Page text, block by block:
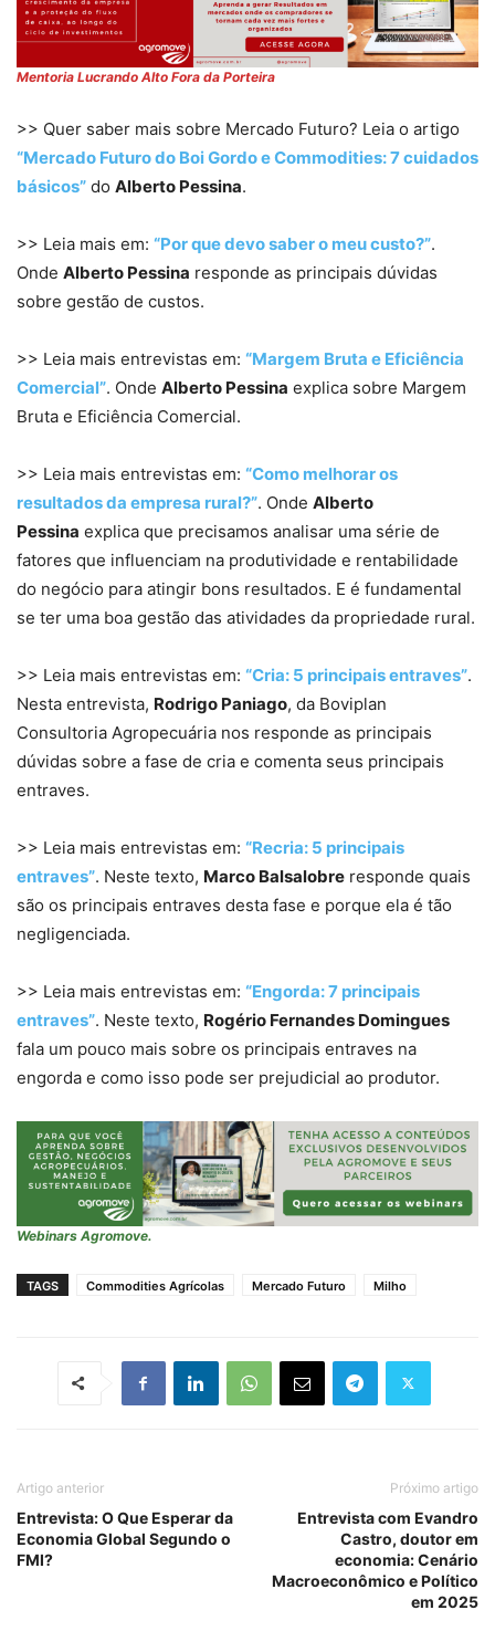
Mentoria Lucrando Alto Fora da Porteira
>> Quer saber mais sobre Mercado Futuro? Leia o artigo
“Mercado Futuro do Boi Gordo e Commodities: 7 cuidados
básicos” do Alberto Pessina.
>> Leia mais em: “Por que devo saber o meu custo?”.
Onde Alberto Pessina responde as principais dúvidas
sobre gestão de custos.
>> Leia mais entrevistas em: “Margem Bruta e Eficiência
Comercial”. Onde Alberto Pessina explica sobre Margem
Bruta e Eficiência Comercial.
>> Leia mais entrevistas em: “Como melhorar os
resultados da empresa rural?”. Onde Alberto
Pessina explica que precisamos analisar uma série de
fatores que influenciam na produtividade e rentabilidade
do negócio para atingir bons resultados. E é fundamental
se ter uma boa gestão das atividades da propriedade rural.
>> Leia mais entrevistas em: “Cria: 5 principais entraves”.
Nesta entrevista, Rodrigo Paniago, da Boviplan
Consultoria Agropecuária nos responde as principais
dúvidas sobre a fase de cria e comenta seus principais
entraves.
>> Leia mais entrevistas em: “Recria: 5 principais
entraves”. Neste texto, Marco Balsalobre responde quais
são os principais entraves desta fase e porque ela é tão
negligenciada.
>> Leia mais entrevistas em: “Engorda: 7 principais
entraves”. Neste texto, Rogério Fernandes Domingues
fala um pouco mais sobre os principais entraves na
engorda e como isso pode ser prejudicial ao produtor.
Webinars Agromove.
TAGS Commodities Agrícolas Mercado Futuro Milho
Artigo anterior
Entrevista: O Que Esperar da
Economia Global Segundo o
FMI?
Próximo artigo
Entrevista com Evandro
Castro, doutor em
economia: Cenário
Macroeconômico e Político
em 2025